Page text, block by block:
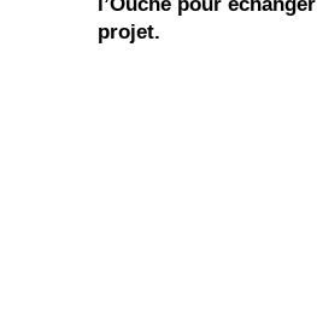
projet.